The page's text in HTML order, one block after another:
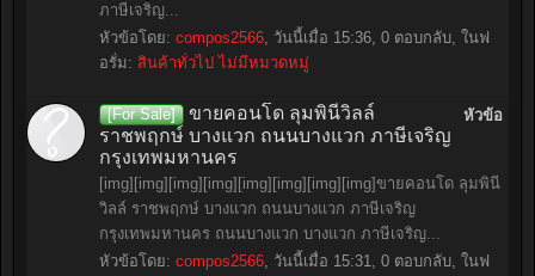
ภาษีเจริญ...
หัวข้อโดย: compos2566, วันนี้เมื่อ 15:36, 0 ตอบกลับ, ในฟ
อรั่ม: สินค้าทั่วไป ไม่มีหมวดหมู่
หัวข้อ
[For Sale]
ขายคอนโด ลุมพินีวิลล์
ราชพฤกษ์ บางแวก ถนนบางแวก ภาษีเจริญ
กรุงเทพมหานคร
[img][img][img][img][img][img][img][img]ขายคอนโด ลุมพินี
วิลล์ ราชพฤกษ์ บางแวก ถนนบางแวก ภาษีเจริญ
กรุงเทพมหานคร ถนนบางแวก บางแวก ภาษีเจริญ...
หัวข้อโดย: compos2566, วันนี้เมื่อ 15:31, 0 ตอบกลับ, ในฟ